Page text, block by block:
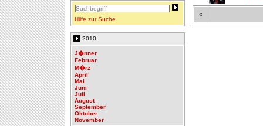
Hilfe zur Suche
2010
J�nner
Februar
M�rz
April
Mai
Juni
Juli
August
September
Oktober
November
«